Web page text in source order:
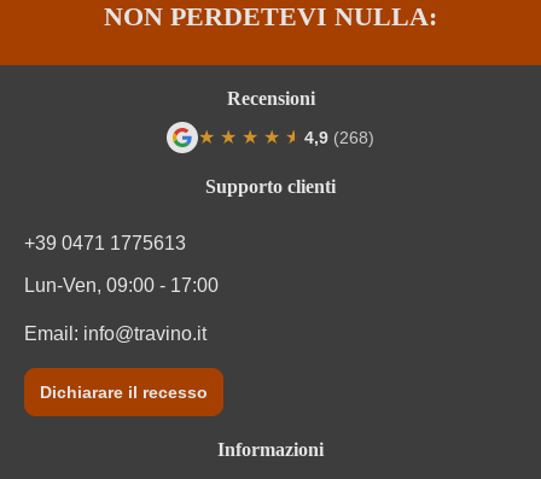
NON PERDETEVI NULLA:
Supporto clienti
+39 0471 1775613
Lun-Ven, 09:00 - 17:00
Email: info@travino.it
Dichiarare il recesso
Informazioni
Recensioni
★ ★ ★ ★ ★
★ 4,9 (268)